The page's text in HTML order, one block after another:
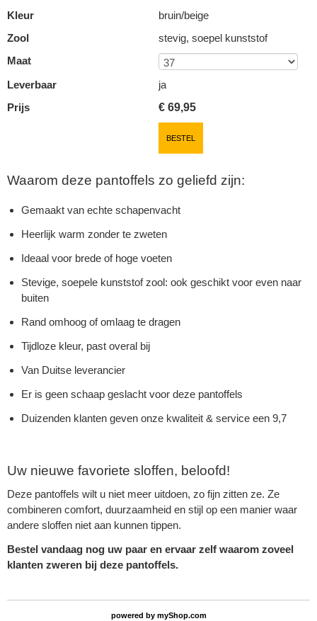
Kleur
bruin/beige
Zool
stevig, soepel kunststof
Maat
Leverbaar
ja
Prijs
€ 69,95
BESTEL
Waarom deze pantoffels zo geliefd zijn:
Gemaakt van echte schapenvacht
Heerlijk warm zonder te zweten
Ideaal voor brede of hoge voeten
Stevige, soepele kunststof zool: ook geschikt voor even naar
buiten
Rand omhoog of omlaag te dragen
Tijdloze kleur, past overal bij
Van Duitse leverancier
Er is geen schaap geslacht voor deze pantoffels
Duizenden klanten geven onze kwaliteit & service een 9,7
Uw nieuwe favoriete sloffen, beloofd!
Deze pantoffels wilt u niet meer uitdoen, zo fijn zitten ze. Ze
combineren comfort, duurzaamheid en stijl op een manier waar
andere sloffen niet aan kunnen tippen.
Bestel vandaag nog uw paar en ervaar zelf waarom zoveel
klanten zweren bij deze pantoffels.
powered by myShop.com